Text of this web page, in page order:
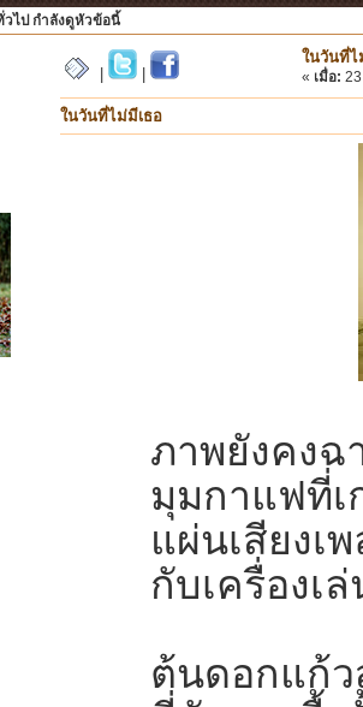
วไป กำลังดูหัวข้อนี้
ในวันที่ไ
« เมื่อ:
ในวันที่ไม่มีเธอ
ภาพยังคงฉ
มุมกาแฟที่เ
แผ่นเสียงเ
กับเครื่องเ
ต้นดอกแก้